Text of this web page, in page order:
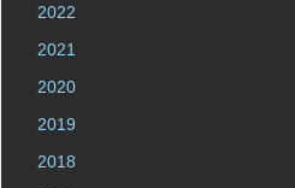
2022
2021
2020
2019
2018